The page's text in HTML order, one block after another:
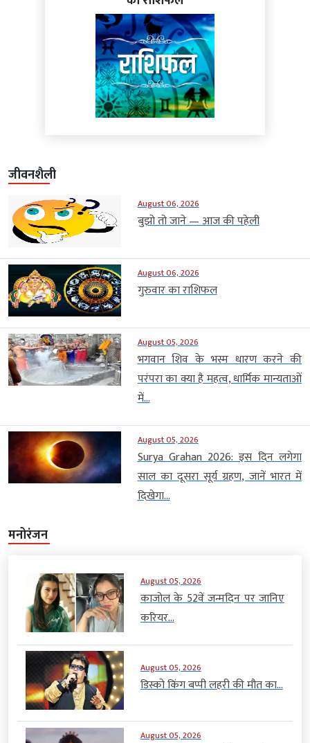
जीवनशैली
August 06, 2026
बुझो तो जाने — आज की पहेली
August 06, 2026
गुरुवार का राशिफल
August 05, 2026
भगवान शिव के भस्म धारण करने की
परंपरा का क्या है महत्व, धार्मिक मान्यताओं
में...
August 05, 2026
Surya Grahan 2026: इस दिन लगेगा
साल का दूसरा सूर्य ग्रहण, जानें भारत में
दिखेगा...
मनोरंजन
August 05, 2026
काजोल के 52वें जन्मदिन पर जानिए
करियर...
August 05, 2026
डिस्को किंग बप्पी लहरी की मौत का...
August 05, 2026